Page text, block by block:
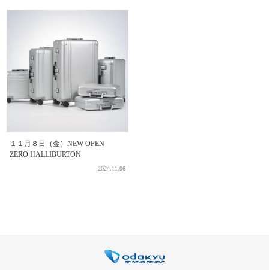
１１月８日（金）NEW OPEN
ZERO HALLIBURTON
2024.11.06